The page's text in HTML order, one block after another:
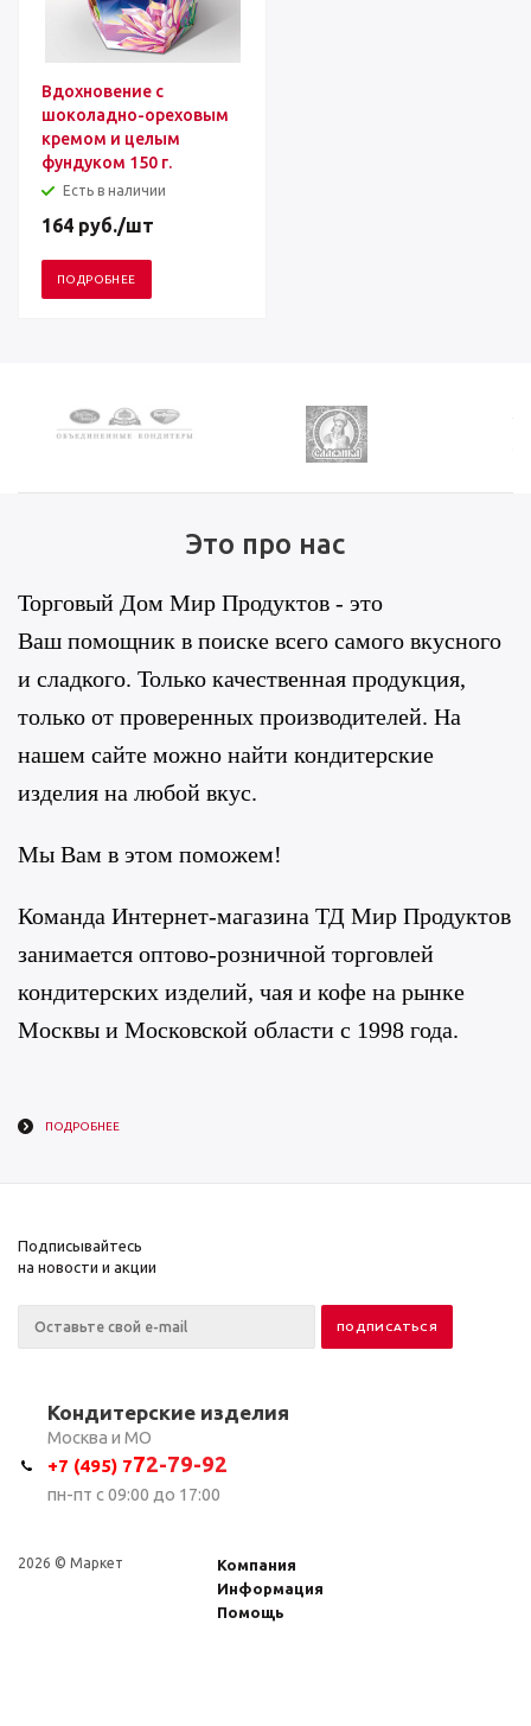
Вдохновение с
шоколадно-ореховым
кремом и целым
фундуком 150 г.
Есть в наличии
164 руб./шт
ПОДРОБНЕЕ
Это про нас
Торговый Дом Мир Продуктов - это
Ваш помощник в поиске всего самого вкусного
и сладкого. Только качественная продукция,
только от проверенных производителей. На
нашем сайте можно найти кондитерские
изделия на любой вкус.
Мы Вам в этом поможем!
Команда Интернет-магазина ТД Мир Продуктов
занимается оптово-розничной торговлей
кондитерских изделий, чая и кофе на рынке
Москвы и Московской области с 1998 года.
ПОДРОБНЕЕ
Подписывайтесь
на новости и акции
Кондитерские изделия
Москва и МО
+7 (495) 772-79-92
пн-пт с 09:00 до 17:00
2026 © Маркет
Компания
Информация
Помощь